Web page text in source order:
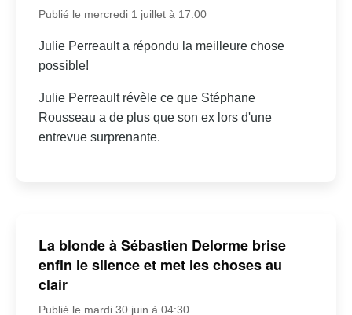
Publié le mercredi 1 juillet à 17:00
Julie Perreault a répondu la meilleure chose
possible!
Julie Perreault révèle ce que Stéphane
Rousseau a de plus que son ex lors d'une
entrevue surprenante.
La blonde à Sébastien Delorme brise
enfin le silence et met les choses au
clair
Publié le mardi 30 juin à 04:30